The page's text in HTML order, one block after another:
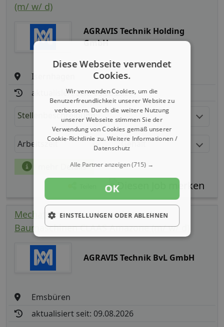
(m/ w/ d)
AGRAVIS Technik Holding
GmbH
Isernhagen
aktualisiert seit: 09.08.2026
Stellenbeschreibung:
Arbeitszeit Gehalt
mehr Details
Mechatroniker Landmaschinen /
Baumaschinen CLAAS Amazone (m/ w/ d)
AGRAVIS Technik BvL GmbH
Emsbüren
aktualisiert seit: 09.08.2026
Diese Webseite verwendet
Cookies.
Wir verwenden Cookies, um die
Benutzerfreundlichkeit unserer Website zu
verbessern. Durch die weitere Nutzung
unserer Webseite stimmen Sie der
Verwendung von Cookies gemäß unserer
Cookie-Richtlinie zu.Weitere Informationen /
Datenschutz
Alle Partner anzeigen(715) →
OK
EINSTELLUNGEN ODER ABLEHNEN